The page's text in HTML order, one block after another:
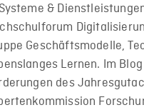
&
Geschäftsmodelle,
Lernen. Im
des